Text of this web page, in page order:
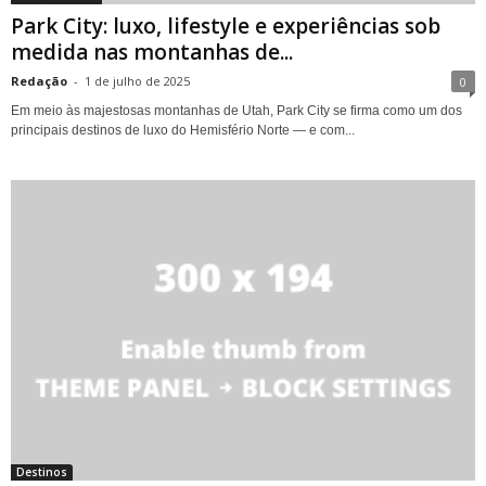
Park City: luxo, lifestyle e experiências sob
medida nas montanhas de...
Redação - 1 de julho de 2025 0
Em meio às majestosas montanhas de Utah, Park City se firma como um dos
principais destinos de luxo do Hemisfério Norte — e com...
Destinos